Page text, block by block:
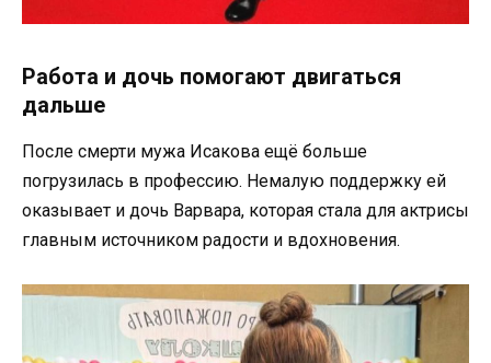
Работа и дочь помогают двигаться
дальше
После смерти мужа Исакова ещё больше
погрузилась в профессию. Немалую поддержку ей
оказывает и дочь Варвара, которая стала для актрисы
главным источником радости и вдохновения.